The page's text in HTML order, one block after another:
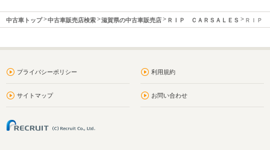
中古車トップ 中古車販売店検索 滋賀県の中古車販売店 ＲＩＰ ＣＡＲＳＡＬＥＳ ＲＩＰ
プライバシーポリシー 利用規約
サイトマップ お問い合わせ